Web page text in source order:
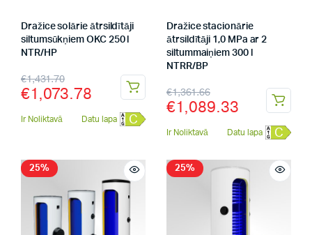
Dražice solārie ātrsildītāji
siltumsūkņiem OKC 250 l
NTR/HP
€1,431.70
€1,073.78
Ir Noliktavā Datu lapa C
Dražice stacionārie
ātrsildītāji 1,0 MPa ar 2
siltummaiņiem 300 l
NTRR/BP
€1,361.66
€1,089.33
Ir Noliktavā Datu lapa C
25% 25%